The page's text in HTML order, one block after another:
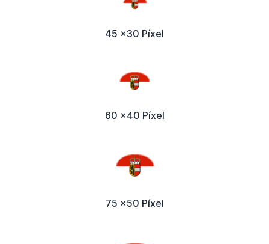
45 x30 Píxel
60 x40 Píxel
75 x50 Píxel